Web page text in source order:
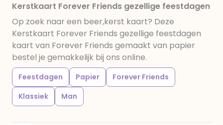
Kerstkaart Forever Friends gezellige feestdagen
Op zoek naar een beer,kerst kaart? Deze
Kerstkaart Forever Friends gezellige feestdagen
kaart van Forever Friends gemaakt van papier
bestel je gemakkelijk bij ons online.
Feestdagen Papier
Forever Friends
Klassiek
Man